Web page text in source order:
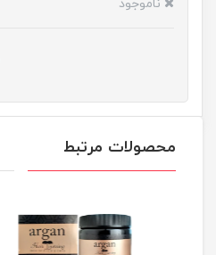
ناموجود
محصولات مرتبط